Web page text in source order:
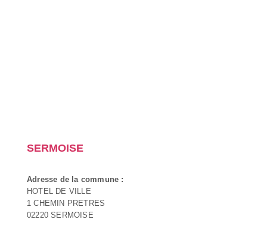
SERMOISE
Adresse de la commune :
HOTEL DE VILLE
1 CHEMIN PRETRES
02220 SERMOISE